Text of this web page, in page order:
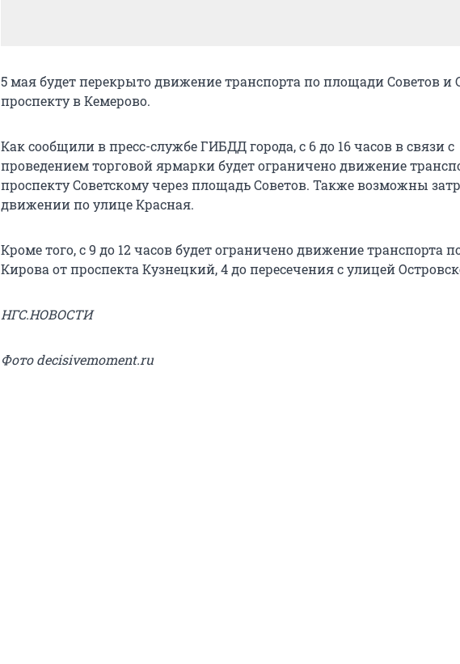
5 мая будет перекрыто движение транспорта по площади Советов и
проспекту в Кемерово.
Как сообщили в пресс-службе ГИБДД города, с 6 до 16 часов в связи с
проведением торговой ярмарки будет ограничено движение
проспекту Советскому через площадь Советов. Также возможны
движении по улице Красная.
Кроме того, с 9 до 12 часов будет ограничено движение транспорта
Кирова от проспекта Кузнецкий, 4 до пересечения с улицей
НГС.НОВОСТИ
Фото decisivemoment.ru